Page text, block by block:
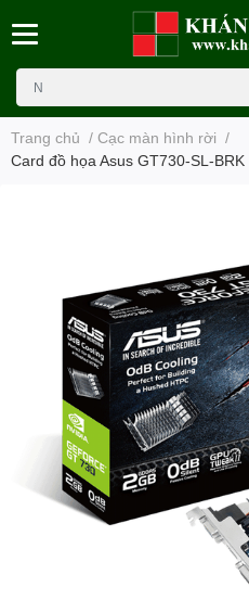
Trang chủ / Cạc màn hình rời /
Card đồ họa Asus GT730-SL-